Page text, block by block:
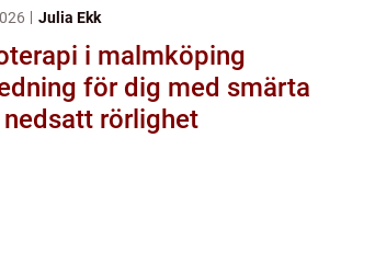
Julia Ekk
i malmköping
för dig med smärta
rörlighet